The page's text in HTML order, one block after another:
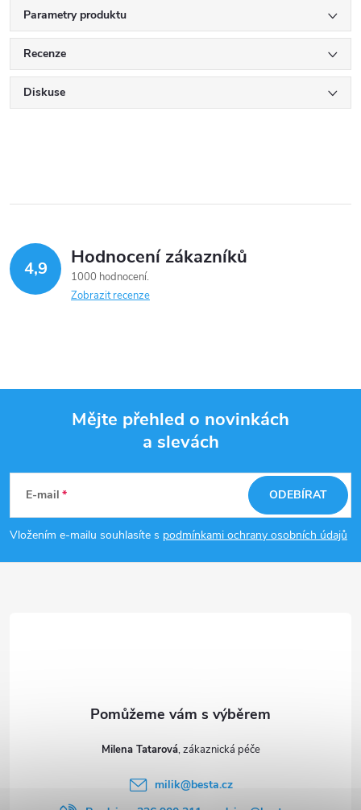
Parametry produktu
Recenze
Diskuse
4,9 Hodnocení zákazníků
1000 hodnocení
Zobrazit recenze
p
Mějte přehled o novinkách
a slevách
E-mail
Vložením e-mailu souhlasíte s podmínkami ochrany osobních údajů
ODEBÍRAT
Milena Tatarová
milik@besta.cz